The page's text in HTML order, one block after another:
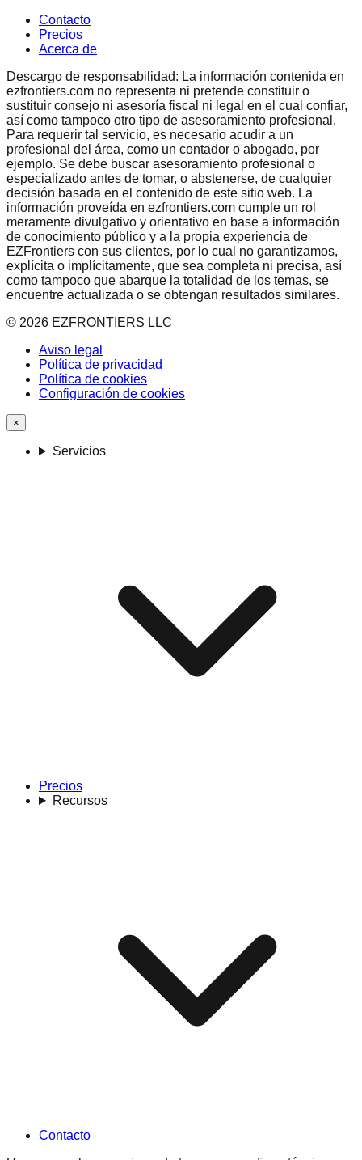
Contacto
Precios
Acerca de
Descargo de responsabilidad: La información contenida en
ezfrontiers.com no representa ni pretende constituir o
sustituir consejo ni asesoría fiscal ni legal en el cual confiar,
así como tampoco otro tipo de asesoramiento profesional.
Para requerir tal servicio, es necesario acudir a un
profesional del área, como un contador o abogado, por
ejemplo. Se debe buscar asesoramiento profesional o
especializado antes de tomar, o abstenerse, de cualquier
decisión basada en el contenido de este sitio web. La
información proveída en ezfrontiers.com cumple un rol
meramente divulgativo y orientativo en base a información
de conocimiento público y a la propia experiencia de
EZFrontiers con sus clientes, por lo cual no garantizamos,
explícita o implícitamente, que sea completa ni precisa, así
como tampoco que abarque la totalidad de los temas, se
encuentre actualizada o se obtengan resultados similares.
© 2026 EZFRONTIERS LLC
Aviso legal
Política de privacidad
Política de cookies
Configuración de cookies
×
Servicios
Precios
Recursos
Contacto